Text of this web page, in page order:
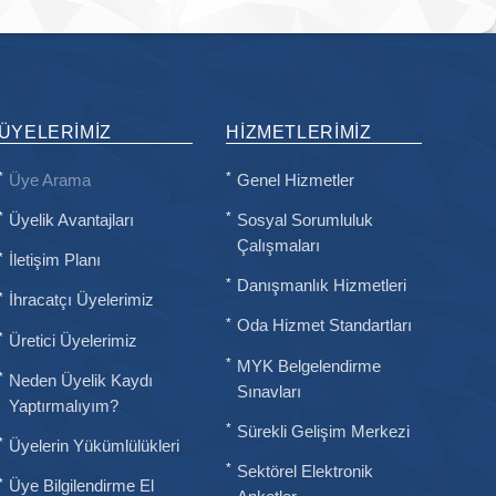
ÜYELERIMIZ
Üye Arama
Üyelik Avantajları
İletişim Planı
İhracatçı Üyelerimiz
Üretici Üyelerimiz
Neden Üyelik Kaydı
Yaptırmalıyım?
Üyelerin Yükümlülükleri
Üye Bilgilendirme El
HIZMETLERIMIZ
Genel Hizmetler
Sosyal Sorumluluk
Çalışmaları
Danışmanlık Hizmetleri
Oda Hizmet Standartları
MYK Belgelendirme
Sınavları
Sürekli Gelişim Merkezi
Sektörel Elektronik